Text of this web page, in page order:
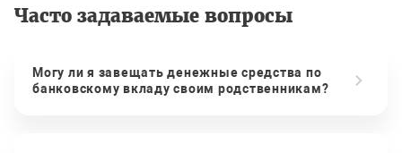
Часто задаваемые вопросы
Могу ли я завещать денежные средства по
банковскому вкладу своим родственникам?